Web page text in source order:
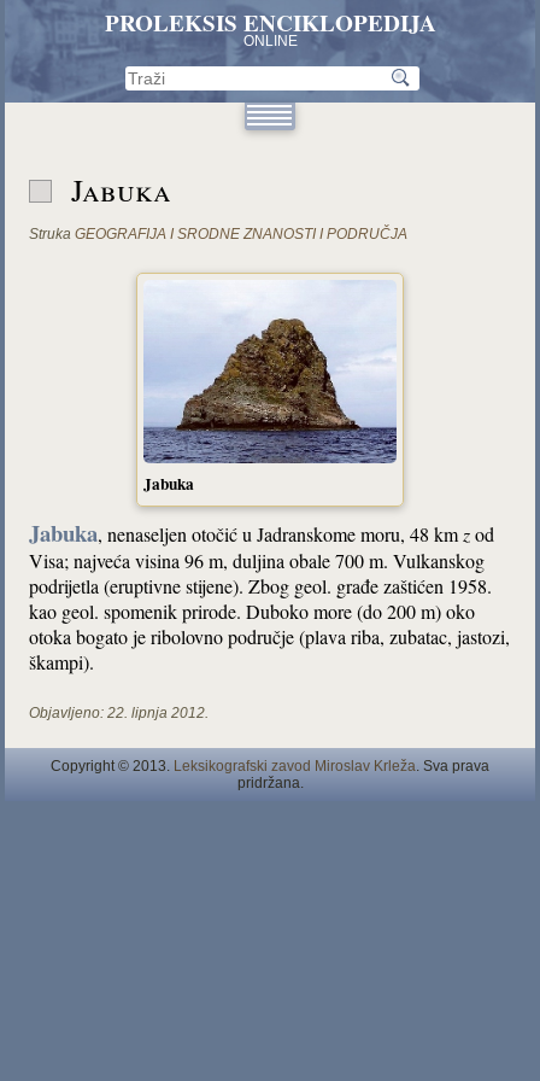
PROLEKSIS ENCIKLOPEDIJA
ONLINE
Jabuka
Struka GEOGRAFIJA I SRODNE ZNANOSTI I PODRUČJA
Jabuka
Jabuka, nenaseljen otočić u Jadranskome moru, 48 km zod
Visa; najveća visina 96 m, duljina obale 700 m. Vulkanskog
podrijetla (eruptivne stijene). Zbog geol. građe zaštićen 1958.
kao geol. spomenik prirode. Duboko more (do 200 m) oko
otoka bogato je ribolovno područje (plava riba, zubatac, jastozi,
škampi).
Objavljeno: 22. lipnja 2012.
Copyright © 2013. Leksikografski zavod Miroslav Krleža . Sva prava
pridržana.